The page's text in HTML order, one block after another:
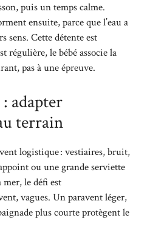
puis un temps calme.
ensuite, parce que l’eau a
sens. Cette détente est
régulière, le bébé associe la
pas à une épreuve.
adapter
terrain
logistique : vestiaires, bruit,
ou une grande serviette
le défi est
vagues. Un paravent léger,
plus courte protègent le